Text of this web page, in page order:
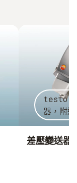
testo
器，附
差壓變送器